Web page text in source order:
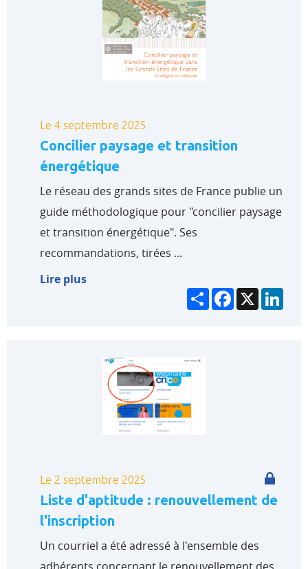
Le 4 septembre 2025
Concilier paysage et transition
énergétique
Le réseau des grands sites de France publie un
guide méthodologique pour "concilier paysage
et transition énergétique". Ses
recommandations, tirées ...
Lire plus
PartagerFacebook
X
Le 2 septembre 2025
Liste d'aptitude : renouvellement de
l'inscription
Un courriel a été adressé à l'ensemble des